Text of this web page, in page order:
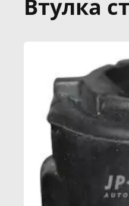
Втулка